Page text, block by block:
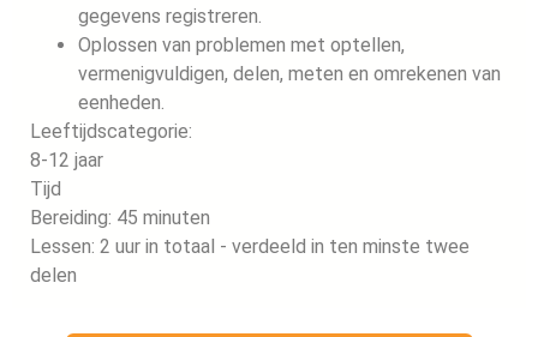
gegevens registreren.
Oplossen van problemen met optellen,
vermenigvuldigen, delen, meten en omrekenen van
eenheden.
Leeftijdscategorie:
8-12 jaar
Tijd
Bereiding: 45 minuten
Lessen: 2 uur in totaal - verdeeld in ten minste twee
delen